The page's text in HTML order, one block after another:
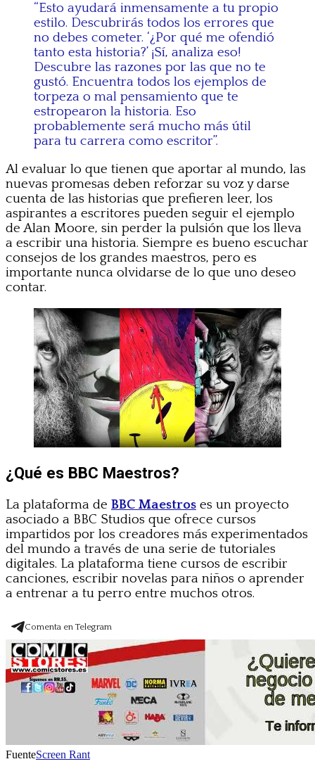
“Esto ayudará inmensamente a tu propio
estilo. Descubrirás todos los errores que
no debes cometer. ‘¿Por qué me ofendió
tanto esta historia?’ ¡Sí, analiza eso!
Descubre las razones por las que no te
gustó. Encuentra todos los ejemplos de
torpeza o mal pensamiento que te
estropearon la historia. Eso
probablemente será mucho más útil
para tu carrera como escritor”.
Al evaluar lo que tienen que aportar al mundo, las
nuevas promesas deben reforzar su voz y darse
cuenta de las historias que prefieren leer, los
aspirantes a escritores pueden seguir el ejemplo
de Alan Moore, sin perder la pulsión que los lleva
a escribir una historia. Siempre es bueno escuchar
consejos de los grandes maestros, pero es
importante nunca olvidarse de lo que uno deseo
contar.
¿Qué es BBC Maestros?
La plataforma de BBC Maestros es un proyecto
asociado a BBC Studios que ofrece cursos
impartidos por los creadores más experimentados
del mundo a través de una serie de tutoriales
digitales. La plataforma tiene cursos de escribir
canciones, escribir novelas para niños o aprender
a entrenar a tu perro entre muchos otros.
Comenta en Telegram
FuenteScreen Rant